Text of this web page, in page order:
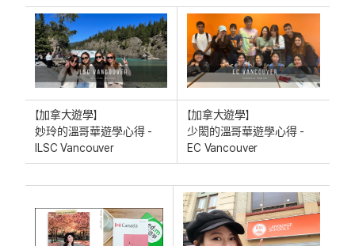
【加拿大遊學】
妙玲的溫哥華遊學心得 -
ILSC Vancouver
【加拿大遊學】
少閎的溫哥華遊學心得 -
EC Vancouver